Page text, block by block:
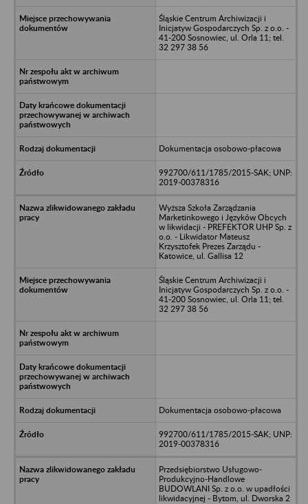
Śląskie Centrum Archiwizacji i
Inicjatyw Gospodarczych Sp. z o.o. -
41-200 Sosnowiec, ul. Orla 11; tel.
32 297 38 56
Dokumentacja osobowo-płacowa
992700/611/1785/2015-SAK; UNP:
2019-00378316
Wyższa Szkoła Zarządzania
Marketinkowego i Języków Obcych
w likwidacji - PREFEKTOR UHP Sp. z
o.o. - Likwidator Mateusz
Krzysztofek Prezes Zarządu -
Katowice, ul. Gallisa 12
Śląskie Centrum Archiwizacji i
Inicjatyw Gospodarczych Sp. z o.o. -
41-200 Sosnowiec, ul. Orla 11; tel.
32 297 38 56
Dokumentacja osobowo-płacowa
992700/611/1785/2015-SAK; UNP:
2019-00378316
Przedsiębiorstwo Usługowo-
Produkcyjno-Handlowe
BUDOWLANI Sp. z o.o. w upadłości
likwidacyjnej - Bytom, ul. Dworska 2